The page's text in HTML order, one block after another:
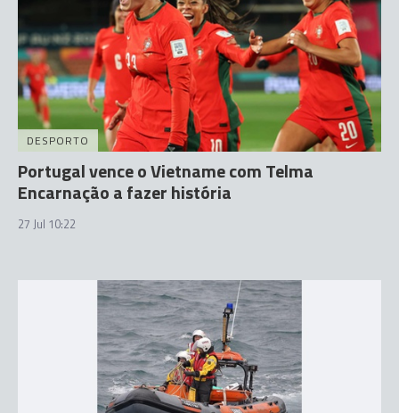
DESPORTO
Portugal vence o Vietname com Telma
Encarnação a fazer história
27 Jul 10:22